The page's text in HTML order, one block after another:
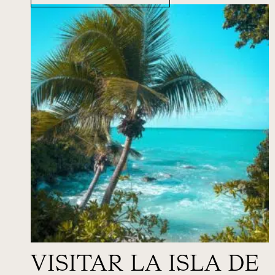
VISITAR LA ISLA DE